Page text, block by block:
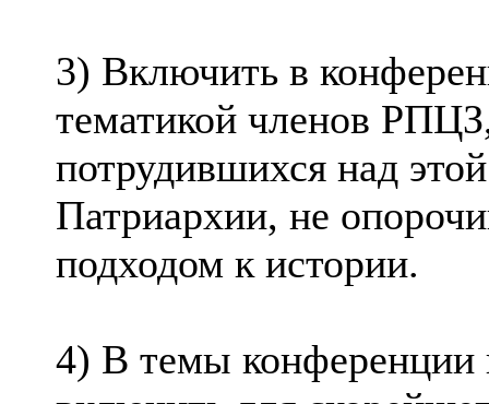
3) Включить в
тематикой членов
потрудившихся над
Патриархии, не
подходом к истории.
4) В темы конференции